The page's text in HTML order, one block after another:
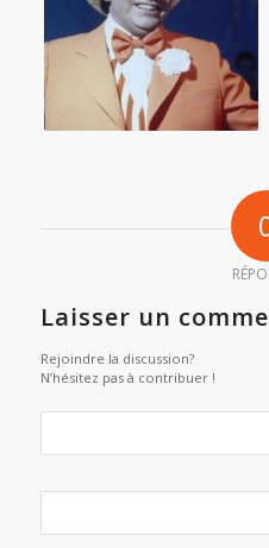
Laisser un
Rejoindre la discussion?
N’hésitez pas à contribuer !